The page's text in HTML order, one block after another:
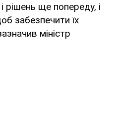
рішень ще попереду, і
забезпечити їх
міністр